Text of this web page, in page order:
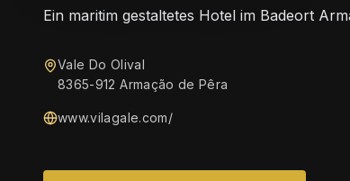
Ein maritim gestaltetes Hotel im Badeort
Vale Do Olival
8365-912 Armação de Pêra
www.vilagale.com/